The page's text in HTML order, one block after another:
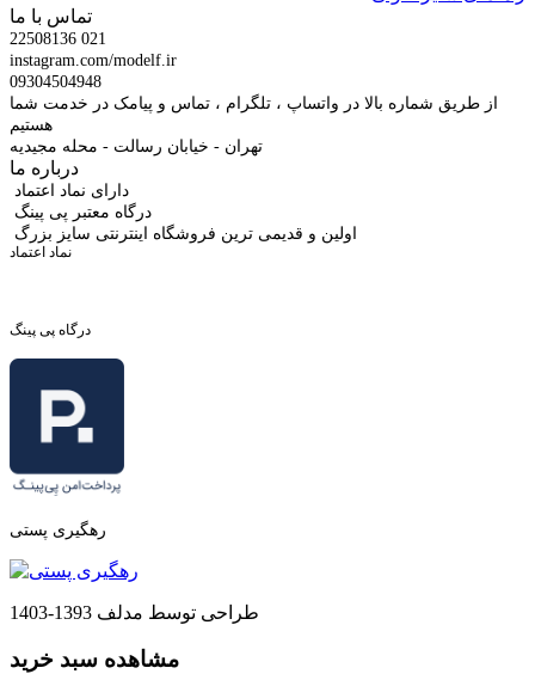
تماس با ما
22508136 021
instagram.com/modelf.ir
09304504948
از طریق شماره بالا در واتساپ ، تلگرام ، تماس و پیامک در خدمت شما
هستیم
تهران - خیابان رسالت - محله مجیدیه
درباره ما
دارای نماد اعتماد
درگاه معتبر پی پینگ
اولین و قدیمی ترین فروشگاه اینترنتی سایز بزرگ
نماد اعتماد
درگاه پی پینگ
رهگیری پستی
طراحی توسط مدلف 1393-1403
مشاهده سبد خرید